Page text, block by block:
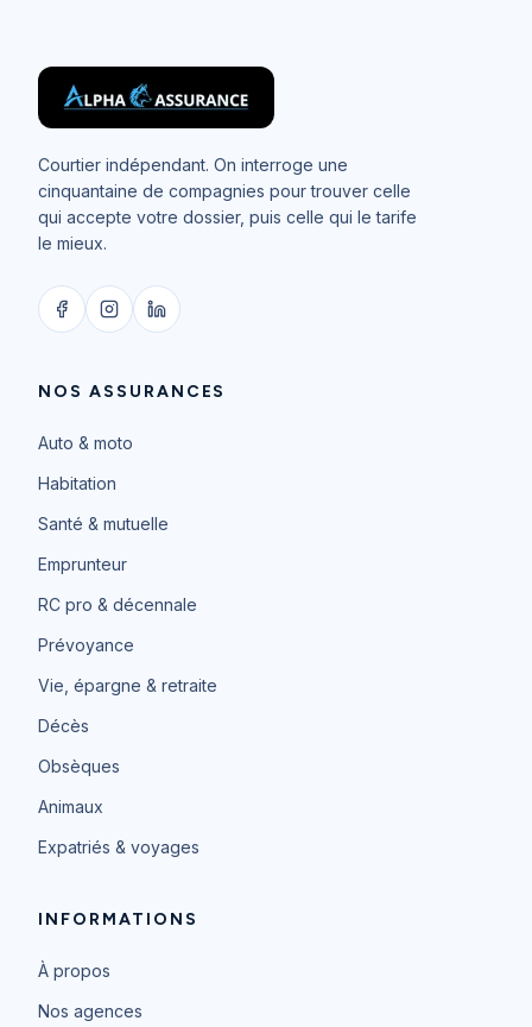
Courtier indépendant. On interroge une
cinquantaine de compagnies pour trouver celle
qui accepte votre dossier, puis celle qui le tarife
le mieux.
NOS ASSURANCES
Auto & moto
Habitation
Santé & mutuelle
Emprunteur
RC pro & décennale
Prévoyance
Vie, épargne & retraite
Décès
Obsèques
Animaux
Expatriés & voyages
INFORMATIONS
À propos
Nos agences